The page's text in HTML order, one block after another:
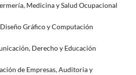
Medicina y Salud Ocupacional
Gráfico y Computación
Derecho y Educación
de Empresas, Auditoria y